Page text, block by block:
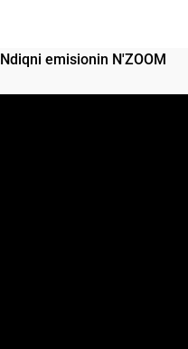
Ndiqni emisionin N'ZOOM